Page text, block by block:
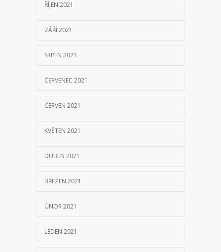
ŘÍJEN 2021
ZÁŘÍ 2021
SRPEN 2021
ČERVENEC 2021
ČERVEN 2021
KVĚTEN 2021
DUBEN 2021
BŘEZEN 2021
ÚNOR 2021
LEDEN 2021